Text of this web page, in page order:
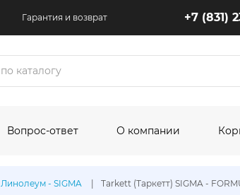
Гарантия и возврат +7 (831)
Вопрос-ответ О компании
Линолеум - SIGMA Tarkett (Таркетт) SIGMA -